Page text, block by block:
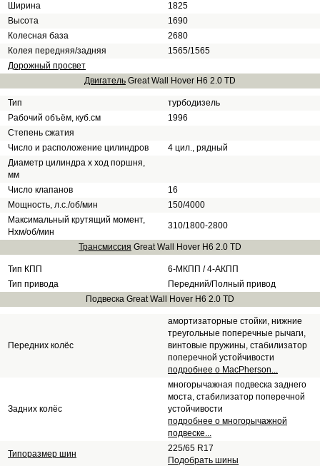
Ширина
1825
Высота
1690
Колесная база
2680
Колея передняя/задняя
1565/1565
Дорожный просвет
Двигатель Great Wall Hover H6 2.0 TD
Тип
турбодизель
Рабочий объём, куб.см
1996
Степень сжатия
Число и расположение цилиндров
4 цил., рядный
Диаметр цилиндра х ход поршня,
мм
Число клапанов
16
Мощность, л.с./об/мин
150/4000
Максимальный крутящий момент,
Нхм/об/мин
310/1800-2800
Трансмиссия Great Wall Hover H6 2.0 TD
Тип КПП
6-МКПП / 4-АКПП
Тип привода
Передний/Полный привод
Подвеска Great Wall Hover H6 2.0 TD
Передних колёс
амортизаторные стойки, нижние
треугольные поперечные рычаги,
винтовые пружины, стабилизатор
поперечной устойчивости
подробнее о MacPherson...
Задних колёс
многорычажная подвеска заднего
моста, стабилизатор поперечной
устойчивости
подробнее о многорычажной
подвеске...
Типоразмер шин
225/65 R17
Подобрать шины